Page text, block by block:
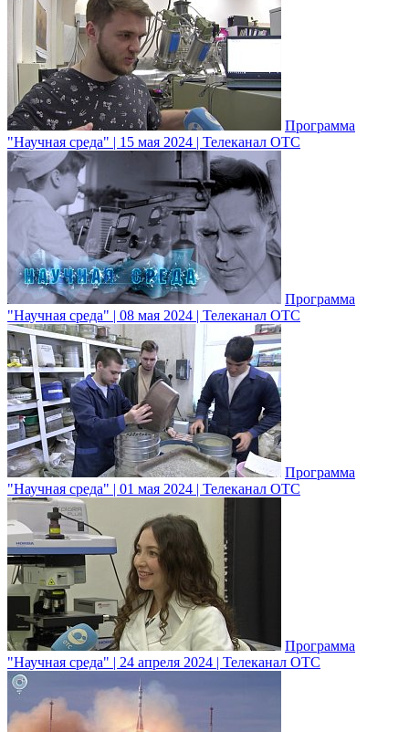
Программа
"Научная среда" | 15 мая 2024 | Телеканал ОТС
Программа
"Научная среда" | 08 мая 2024 | Телеканал ОТС
Программа
"Научная среда" | 01 мая 2024 | Телеканал ОТС
Программа
"Научная среда" | 24 апреля 2024 | Телеканал ОТС